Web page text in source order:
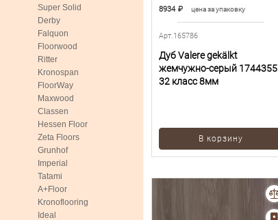
Super Solid
Derby
Falquon
Floorwood
Ritter
Kronospan
FloorWay
Maxwood
Classen
Hessen Floor
Zeta Floors
Grunhof
Imperial
Tatami
A+Floor
Kronoflooring
Ideal
8934 ₽ цена за упаковку
Арт.165786
Дуб Valere gekälkt
жемчужно-серый 1744355
32 класс 8мм
В корзину